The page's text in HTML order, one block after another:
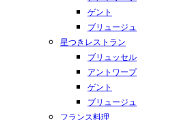
ゲント
ブリュージュ
星つきレストラン
ブリュッセル
アントワープ
ゲント
ブリュージュ
フランス料理